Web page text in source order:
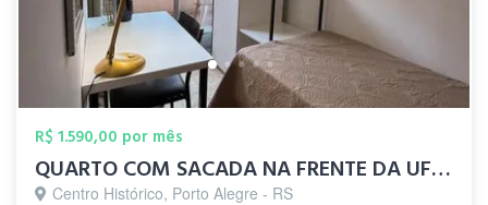
R$ 1.590,00 por mês
QUARTO COM SACADA NA FRENTE DA UFRGS
Centro Histórico, Porto Alegre - RS